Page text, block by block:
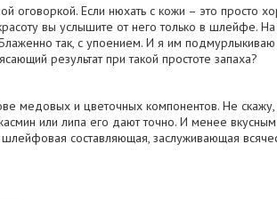
оговоркой. Если нюхать с кожи – это просто
вы услышите от него только в шлейфе.
так, с упоением. И я им подмурлыкиваю
результат при такой простоте запаха?
медовых и цветочных компонентов. Не скажу,
или липа его дают точно. И менее
шлейфовая составляющая, заслуживающая